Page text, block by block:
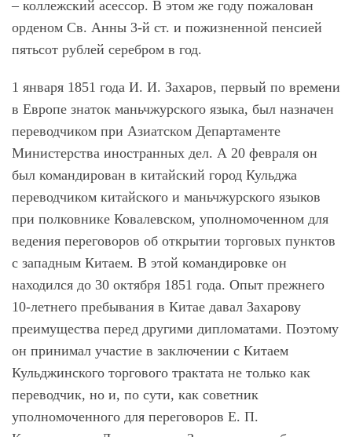
– коллежский асессор. В этом же году пожалован
орденом Св. Анны 3-й ст. и пожизненной пенсией
пятьсот рублей серебром в год.
1 января 1851 года И. И. Захаров, первый по времени
в Европе знаток маньчжурского языка, был назначен
переводчиком при Азиатском Департаменте
Министерства иностранных дел. А 20 февраля он
был командирован в китайский город Кульджа
переводчиком китайского и маньчжурского языков
при полковнике Ковалевском, уполномоченном для
ведения переговоров об открытии торговых пунктов
с западным Китаем. В этой командировке он
находился до 30 октября 1851 года. Опыт прежнего
10-летнего пребывания в Китае давал Захарову
преимущества перед другими дипломатами. Поэтому
он принимал участие в заключении с Китаем
Кульджинского торгового трактата не только как
переводчик, но и, по сути, как советник
уполномоченного для переговоров Е. П.